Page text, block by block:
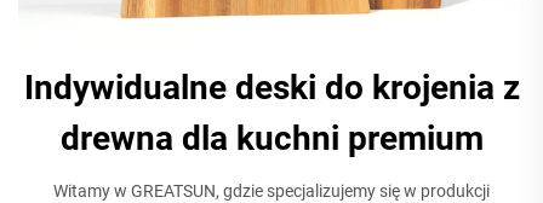
Indywidualne deski do krojenia z
drewna dla kuchni premium
Witamy w GREATSUN, gdzie specjalizujemy się w produkcji